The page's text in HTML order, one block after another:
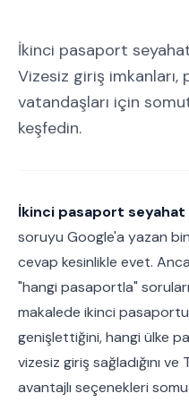
İkinci pasaport
Vizesiz giriş
vatandaşları için
keşfedin.
İkinci pasaport seyahat
soruyu Google'a yazan
cevap kesinlikle evet.
"hangi pasaportla" soruları
makalede ikinci
genişlettiğini, hangi ülke
vizesiz giriş sağladığını
avantajlı seçenekleri